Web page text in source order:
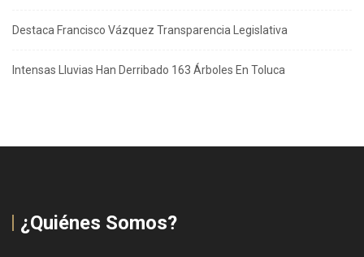
Destaca Francisco Vázquez Transparencia Legislativa
Intensas Lluvias Han Derribado 163 Árboles En Toluca
¿Quiénes Somos?